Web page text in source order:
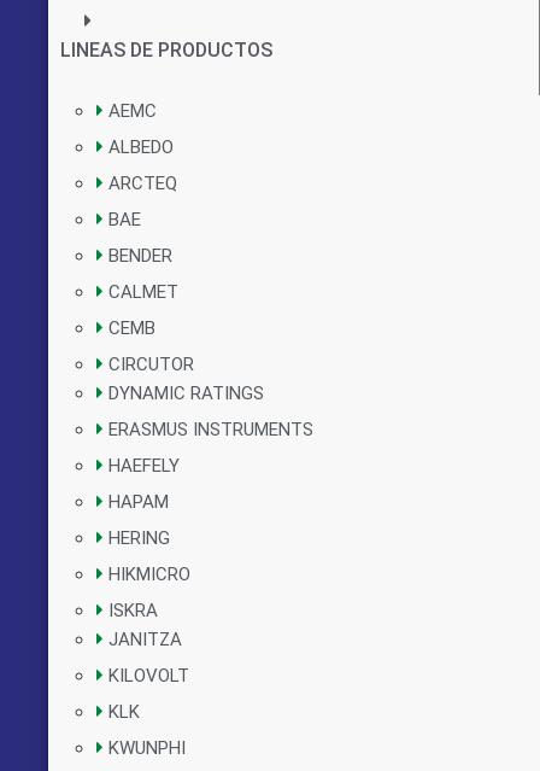
LINEAS DE PRODUCTOS
AEMC
ALBEDO
ARCTEQ
BAE
BENDER
CALMET
CEMB
CIRCUTOR
DYNAMIC RATINGS
ERASMUS INSTRUMENTS
HAEFELY
HAPAM
HERING
HIKMICRO
ISKRA
JANITZA
KILOVOLT
KLK
KWUNPHI